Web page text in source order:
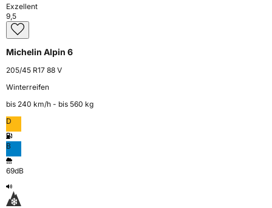
Exzellent
9,5
Michelin Alpin 6
205/45 R17 88 V
Winterreifen
bis 240 km⁠/⁠h - bis 560 kg
D
B
69dB